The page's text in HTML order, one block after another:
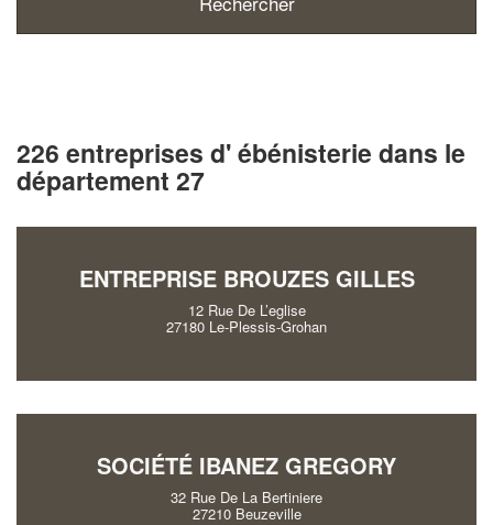
226 entreprises d' ébénisterie dans le
département 27
ENTREPRISE BROUZES GILLES
12 Rue De L’eglise
27180 Le-Plessis-Grohan
SOCIÉTÉ IBANEZ GREGORY
32 Rue De La Bertiniere
27210 Beuzeville